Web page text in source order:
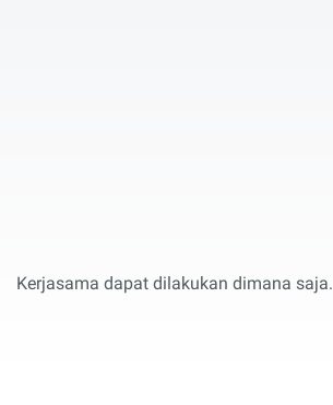
Kerjasama dapat dilakukan dimana saja.